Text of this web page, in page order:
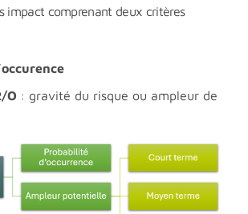
impact comprenant deux critères
O : gravité du risque ou ampleur de